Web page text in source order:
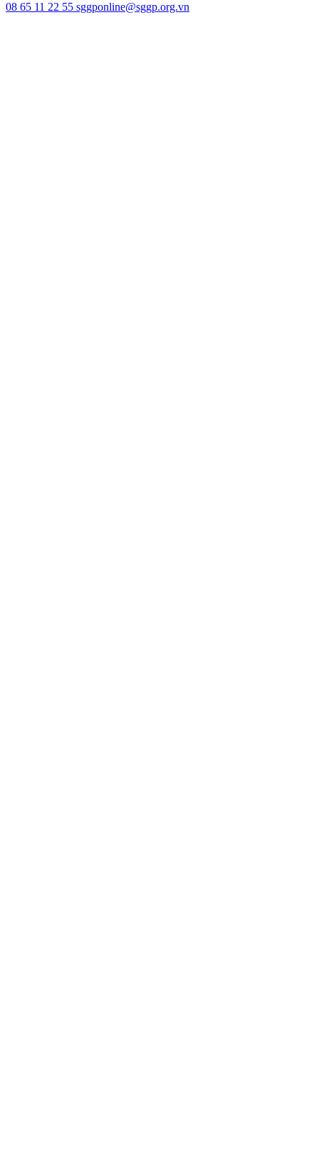
08 65 11 22 55 sggponline@sggp.org.vn